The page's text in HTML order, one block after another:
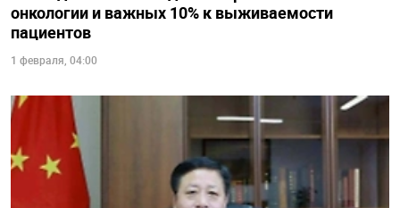
онкологии и важных 10% к выживаемости
пациентов
1 февраля, 04:00